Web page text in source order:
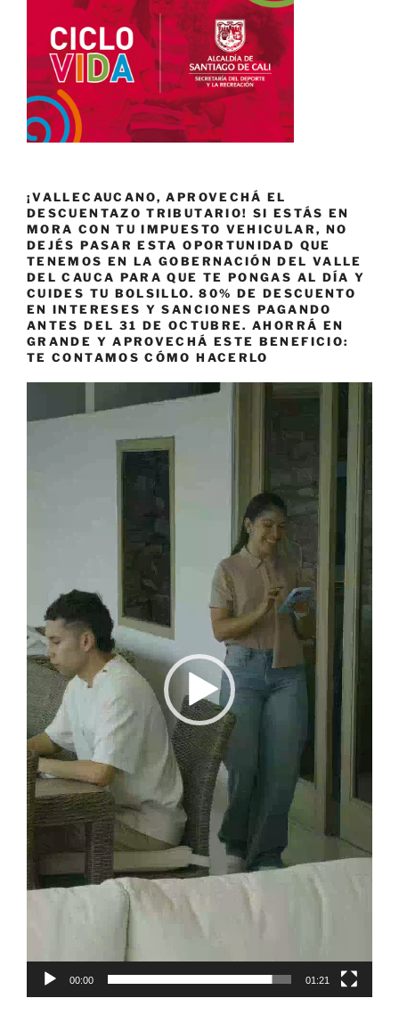
¡VALLECAUCANO, APROVECHÁ EL
DESCUENTAZO TRIBUTARIO! SI ESTÁS EN
MORA CON TU IMPUESTO VEHICULAR, NO
DEJÉS PASAR ESTA OPORTUNIDAD QUE
TENEMOS EN LA GOBERNACIÓN DEL VALLE
DEL CAUCA PARA QUE TE PONGAS AL DÍA Y
CUIDES TU BOLSILLO. 80% DE DESCUENTO
EN INTERESES Y SANCIONES PAGANDO
ANTES DEL 31 DE OCTUBRE. AHORRÁ EN
GRANDE Y APROVECHÁ ESTE BENEFICIO:
TE CONTAMOS CÓMO HACERLO
00:00 01:21